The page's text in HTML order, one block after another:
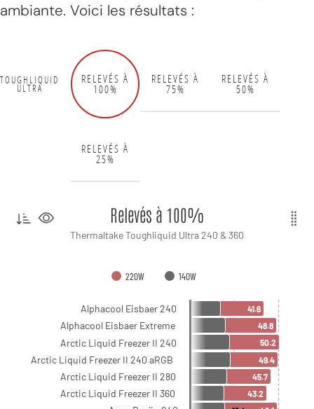
ambiante. Voici les résultats :